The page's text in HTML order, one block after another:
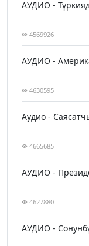
АУДИО -
4569926
АУДИО -
4630595
Аудио -
4665685
АУДИО -
4627880
АУДИО -